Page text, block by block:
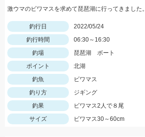
激ウマのビワマスを求めて琵琶湖に行ってきました。
釣行日
2022/05/24
釣行時間
06:30～16:30
釣場
琵琶湖 ボート
ポイント
北湖
釣魚
ビワマス
釣り方
ジギング
釣果
ビワマス2人で８尾
サイズ
ビワマス30～60cm